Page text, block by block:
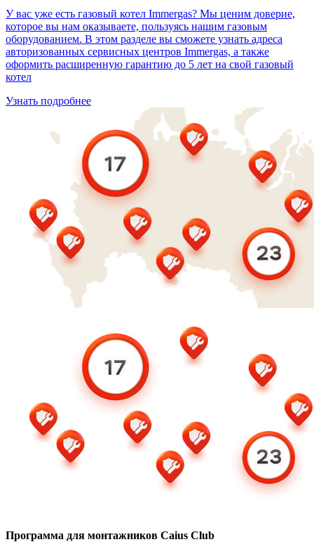
У вас уже есть газовый котел Immergas? Мы ценим доверие,
которое вы нам оказываете, пользуясь нашим газовым
оборудованием. В этом разделе вы сможете узнать адреса
авторизованных сервисных центров Immergas, а также
оформить расширенную гарантию до 5 лет на свой газовый
котел
Узнать подробнее
Программа для монтажников Caius Club